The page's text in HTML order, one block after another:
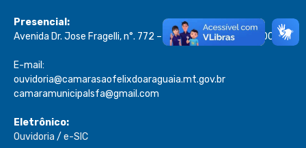
Presencial:
Avenida Dr. Jose Fragelli, n°. 772 – Centro – Cep: 78.670-000
E-mail:
ouvidoria@camarasaofelixdoaraguaia.mt.gov.br
camaramunicipalsfa@gmail.com
Eletrônico:
Ouvidoria / e-SIC